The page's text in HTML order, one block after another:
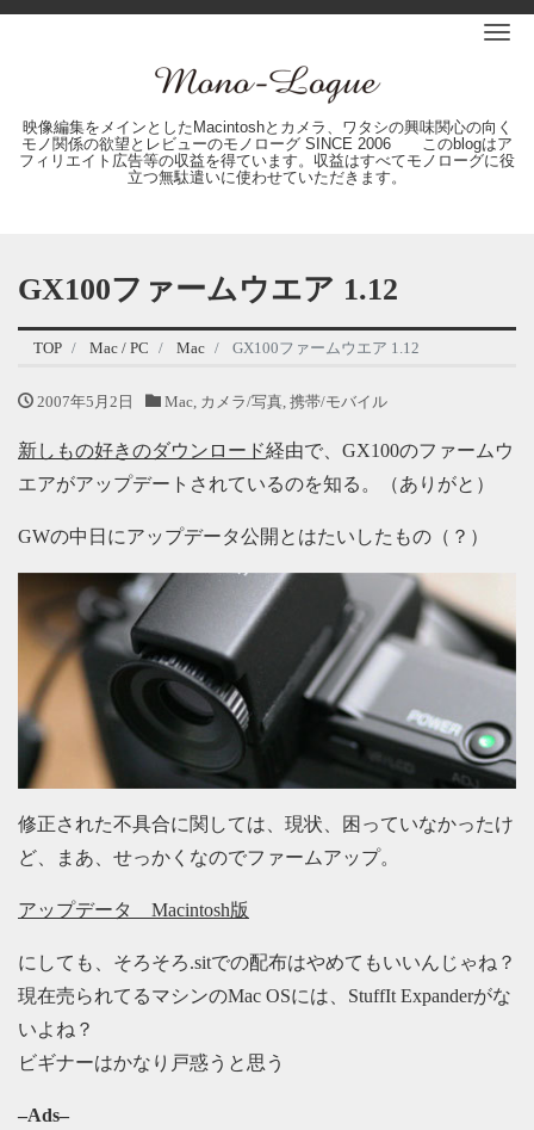
映像編集をメインとしたMacintoshとカメラ、ワタシの興味関心の向く
モノ関係の欲望とレビューのモノローグ SINCE 2006 このblogはア
フィリエイト広告等の収益を得ています。収益はすべてモノローグに役
立つ無駄遣いに使わせていただきます。
GX100ファームウエア 1.12
TOP Mac / PC Mac GX100ファームウエア 1.12
2007年5月2日 Mac, カメラ/写真, 携帯/モバイル
新しもの好きのダウンロード経由で、GX100のファームウ
エアがアップデートされているのを知る。（ありがと）
GWの中日にアップデータ公開とはたいしたもの（？）
修正された不具合に関しては、現状、困っていなかったけ
ど、まあ、せっかくなのでファームアップ。
アップデータ Macintosh版
にしても、そろそろ.sitでの配布はやめてもいいんじゃね？
現在売られてるマシンのMac OSには、StuffIt Expanderがな
いよね？
ビギナーはかなり戸惑うと思う
–Ads–